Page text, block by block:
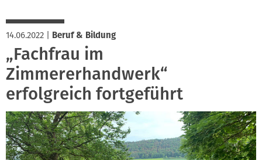
14.06.2022 Beruf & Bildung
„Fachfrau im
Zimmererhandwerk“
erfolgreich fortgeführt